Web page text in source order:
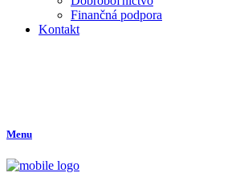
Finančná podpora
Kontakt
Menu